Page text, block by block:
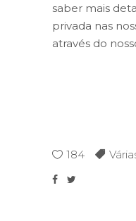
saber mais
privada nas
através do
184